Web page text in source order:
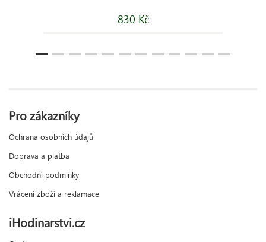
830 Kč
Pro zákazníky
Ochrana osobních údajů
Doprava a platba
Obchodní podmínky
Vrácení zboží a reklamace
iHodinarstvi.cz